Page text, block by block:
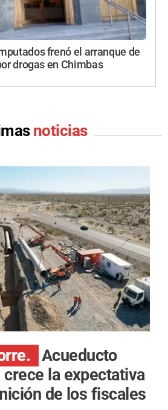
frenó el arranque de
drogas en Chimbas
noticias
Acueducto
crece la expectativa
de los fiscales